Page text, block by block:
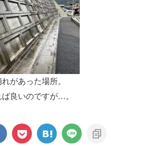
があった場所。
良いのですが…。